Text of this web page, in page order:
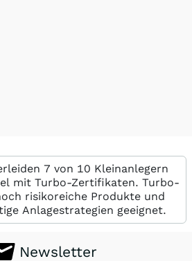
7 von 10 Kleinanlegern
mit Turbo-Zertifikaten. Turbo-
risikoreiche Produkte und
Anlagestrategien geeignet.
Newsletter